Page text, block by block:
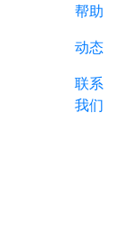
帮助
动态
联系
我们